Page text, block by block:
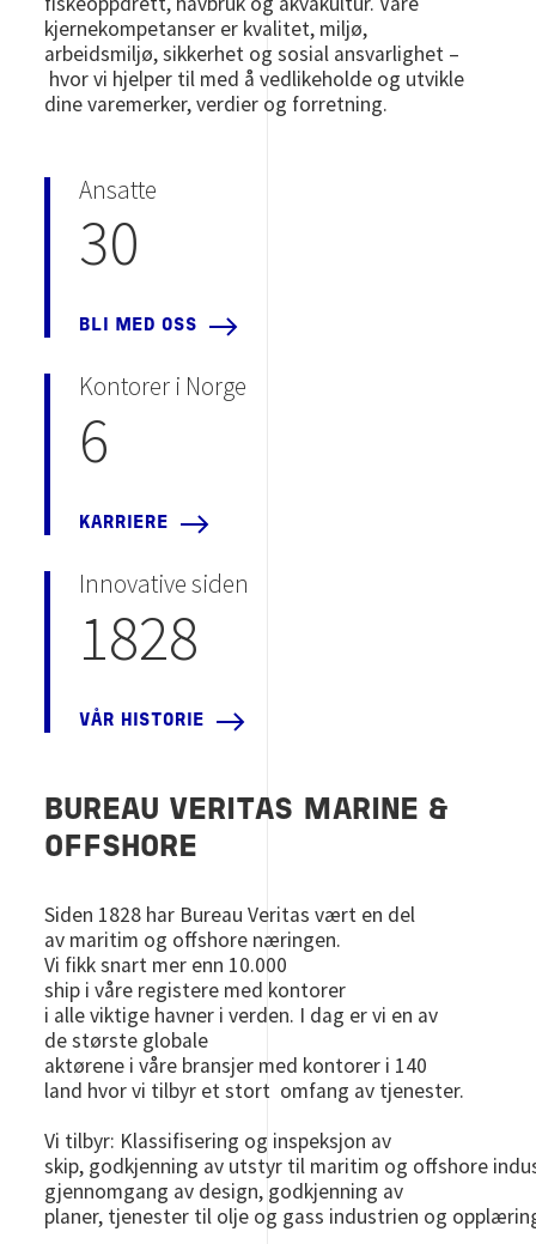
kjernekompetanser er kvalitet, miljø,
arbeidsmiljø, sikkerhet og sosial ansvarlighet –
hvor vi hjelper til med å vedlikeholde og utvikle
dine varemerker, verdier og forretning.
Ansatte
30
BLI MED OSS
Kontorer i Norge
6
KARRIERE
Innovative siden
1828
VÅR HISTORIE
BUREAU VERITAS MARINE &
OFFSHORE
Siden 1828 har Bureau Veritas vært en del
av maritim og offshore næringen.
Vi fikk snart mer enn 10.000
ship i våre registere med kontorer
i alle viktige havner i verden. I dag er vi en av
de største globale
aktørene i våre bransjer med kontorer i 140
land hvor vi tilbyr et stort omfang av tjenester.
Vi tilbyr: Klassifisering og inspeksjon av
skip, godkjenning av utstyr til maritim og offshore
gjennomgang av design, godkjenning av
planer, tjenester til olje og gass industrien og